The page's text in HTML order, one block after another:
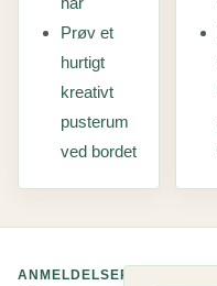
Prøv et
hurtigt
kreativt
pusterum
ved bordet
ANMELDELSER